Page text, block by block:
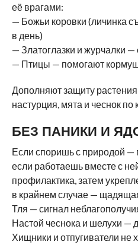
её врагами:
— Божьи коровки (личинка
в день)
— Златоглазки и журчалки
— Птицы — помогают
Дополняют защиту
настурция, мята и чеснок по
БЕЗ ПАНИКИ И
Если споришь с природой —
если работаешь вместе с
профилактика, затем
в крайнем случае —
Тля — сигнал
Настой чеснока и шелухи —
Хищники и отпугиватели не